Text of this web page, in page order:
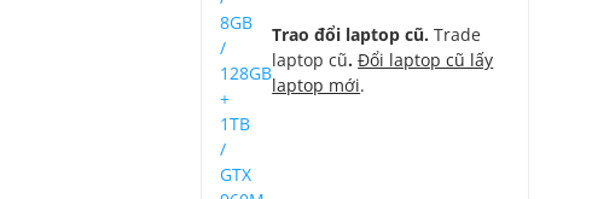
Trao đổi laptop cũ.Trade
laptop cũ.Đổi laptop cũ lấy
laptop mới.